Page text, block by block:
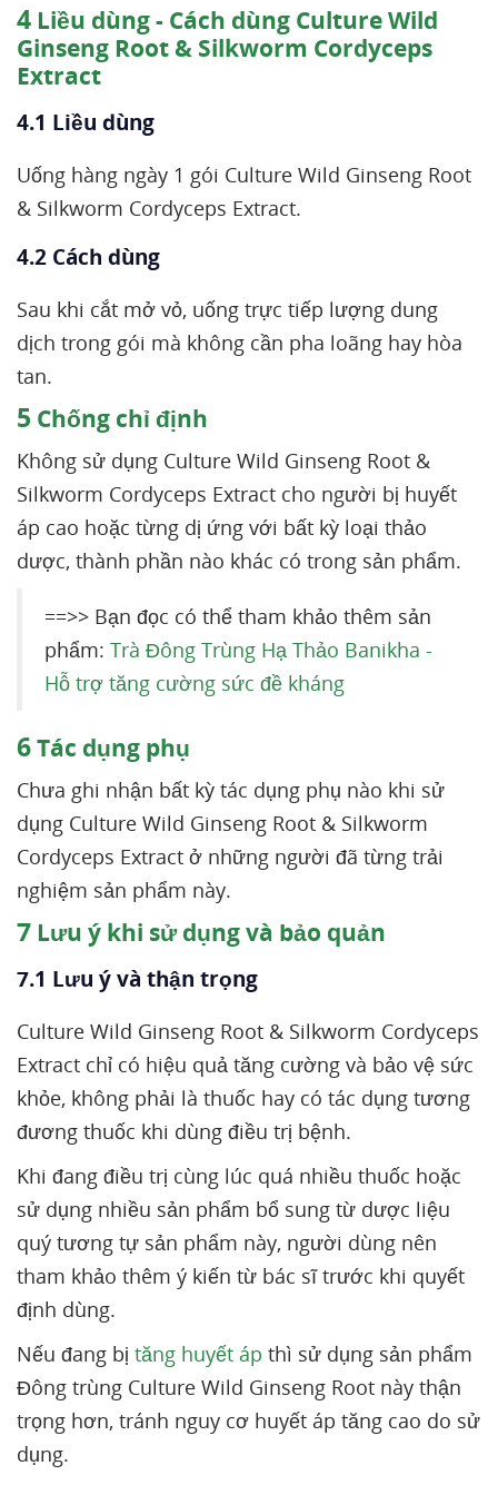
4 Liều dùng - Cách dùng Culture Wild
Ginseng Root & Silkworm Cordyceps
Extract
4.1 Liều dùng
Uống hàng ngày 1 gói Culture Wild Ginseng Root
& Silkworm Cordyceps Extract.
4.2 Cách dùng
Sau khi cắt mở vỏ, uống trực tiếp lượng dung
dịch trong gói mà không cần pha loãng hay hòa
tan.
5 Chống chỉ định
Không sử dụng Culture Wild Ginseng Root &
Silkworm Cordyceps Extract cho người bị huyết
áp cao hoặc từng dị ứng với bất kỳ loại thảo
dược, thành phần nào khác có trong sản phẩm.
==>> Bạn đọc có thể tham khảo thêm sản
phẩm: Trà Đông Trùng Hạ Thảo Banikha -
Hỗ trợ tăng cường sức đề kháng
6Tác dụng phụ
Chưa ghi nhận bất kỳ tác dụng phụ nào khi sử
dụng Culture Wild Ginseng Root & Silkworm
Cordyceps Extract ở những người đã từng trải
nghiệm sản phẩm này.
7 Lưu ý khi sử dụng và bảo quản
7.1 Lưu ý và thận trọng
Culture Wild Ginseng Root & Silkworm Cordyceps
Extract chỉ có hiệu quả tăng cường và bảo vệ sức
khỏe, không phải là thuốc hay có tác dụng tương
đương thuốc khi dùng điều trị bệnh.
Khi đang điều trị cùng lúc quá nhiều thuốc hoặc
sử dụng nhiều sản phẩm bổ sung từ dược liệu
quý tương tự sản phẩm này, người dùng nên
tham khảo thêm ý kiến từ bác sĩ trước khi quyết
định dùng.
Nếu đang bị tăng huyết áp thì sử dụng sản phẩm
Đông trùng Culture Wild Ginseng Root này thận
trọng hơn, tránh nguy cơ huyết áp tăng cao do sử
dụng.